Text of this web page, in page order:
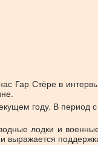
Гар Стёре в
году. В период
лодки и
выражается